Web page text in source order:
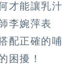
才能讓乳汁
李婉萍表
配正確的哺
困擾！